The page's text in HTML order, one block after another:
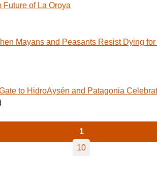
Future of La Oroya
Mayans and Peasants Resist Dying
to HidroAysén and Patagonia
1
10